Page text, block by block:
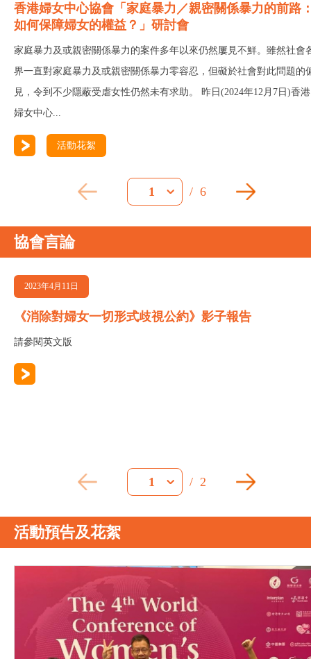
香港婦女中心協會「家庭暴力／親密關係暴力的前路
如何保障婦女的權益？」研討會
家庭暴力及或親密關係暴力的案件多年以來仍然屢見不鮮。雖然社會
界一直對家庭暴力及或親密關係暴力零容忍，但礙於社會對此問題的
見，令到不少隱蔽受虐女性仍然未有求助。 昨日(2024年12月7日)香港
婦女中心...
活動花絮
1 / 6
協會言論
2023年4月11日
《消除對婦女一切形式歧視公約》影子報告
請參閱英文版
1 / 2
活動預告及花絮